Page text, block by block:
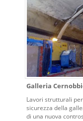
Galleria
Lavori strutturali
sicurezza della
di una nuova